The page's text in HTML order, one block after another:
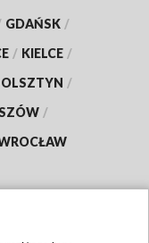
GDAŃSK /
/ KIELCE /
OLSZTYN /
/